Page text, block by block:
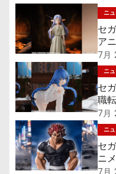
シ
ョ
ン
ニ
セ
ア
300
「
7月
ニ
セ
職
す
ア
7月
ニ
セ
ニ
が
7月